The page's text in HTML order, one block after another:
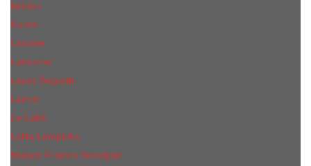
КиLian
Kenzo
Lacoste
Lancome
Laura Biagiotti
Lanvin
Lе Lab0
Lolita Lempicka
Maison Francis Kurkdjian